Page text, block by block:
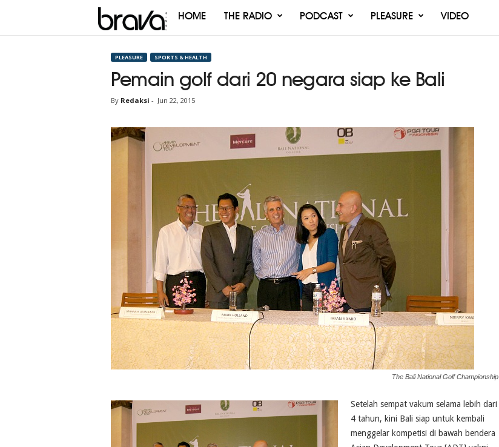
Brava
HOME THE RADIO PODCAST PLEASURE VIDEO
PLEASURE SPORTS & HEALTH
Pemain golf dari 20 negara siap ke Bali
By Redaksi - Jun 22, 2015
The Bali National Golf Championship
Setelah sempat vakum selama lebih dari
4 tahun, kini Bali siap untuk kembali
menggelar kompetisi di bawah bendera